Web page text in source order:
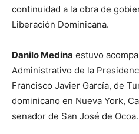
continuidad a la obra de
Liberación Dominicana.
Danilo Medina estuvo
Administrativo de la
Francisco Javier García, de
dominicano en Nueva York,
senador de San José de Ocoa.